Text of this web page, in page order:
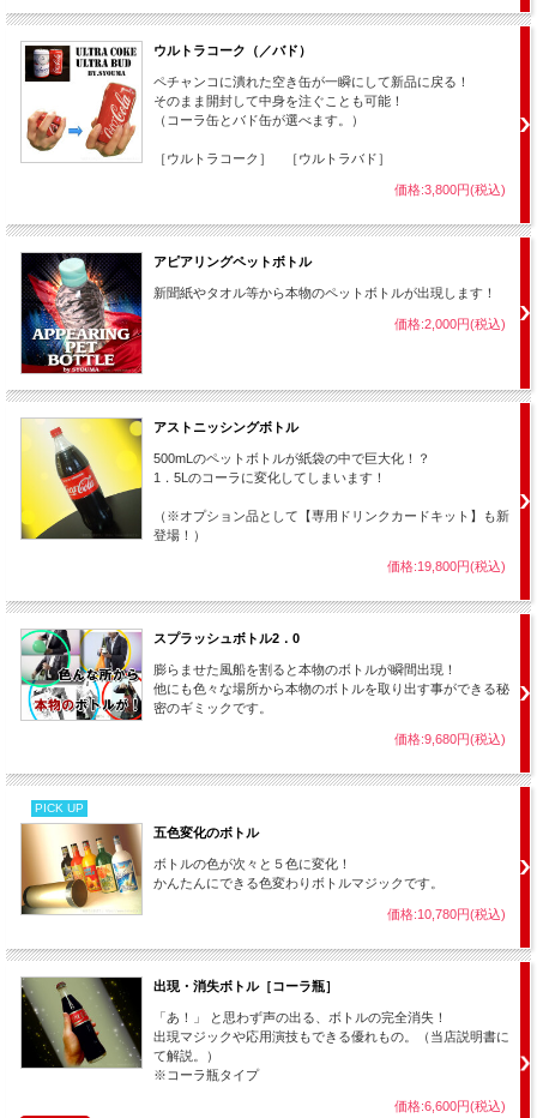
会場のお客様に
「スカーフでカバーして消失させるか？それとも
・・・どちらが良いですか？」
と聞きます。
当然、スカーフで隠さずに、そのまま消失させてほしい・・・と言われます。
そこで、あなたはボトルにおまじないをかけます。
すると・・・
ウルトラコーク（／バド）
ペチャンコに潰れた空き缶が一瞬にして新品に戻る！
そのまま開封して中身を注ぐことも可能！
（コーラ缶とバド缶が選べます。）
［ウルトラコーク］ ［ウルトラバド］
価格:3,800円(税込)
アピアリングペットボトル
新聞紙やタオル等から本物のペットボトルが出現します！
価格:2,000円(税込)
アストニッシングボトル
500mLのペットボトルが紙袋の中で巨大化！？
1．5Lのコーラに変化してしまいます！
（※オプション品として【専用ドリンクカードキット】も新
登場！）
価格:19,800円(税込)
スプラッシュボトル2．0
膨らませた風船を割ると本物のボトルが瞬間出現！
他にも色々な場所から本物のボトルを取り出す事ができる秘
密のギミックです。
価格:9,680円(税込)
PICK UP
五色変化のボトル
ボトルの色が次々と５色に変化！
かんたんにできる色変わりボトルマジックです。
価格:10,780円(税込)
出現・消失ボトル［コーラ瓶］
「あ！」 と思わず声の出る、ボトルの完全消失！
出現マジックや応用演技もできる優れもの。（当店説明書に
て解説。）
※コーラ瓶タイプ
価格:6,600円(税込)